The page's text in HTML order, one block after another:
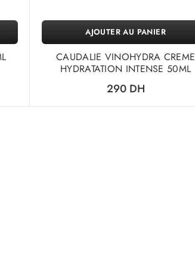
CAUDALIE VINOHYDRA CREME
HYDRATATION INTENSE 50ML
290 DH
AJOUTER AU PANIER